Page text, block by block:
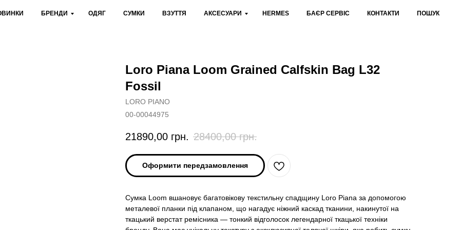
БРЕНДИ ОДЯГ СУМКИ ВЗУТТЯ АКСЕСУАРИ HERMES БАЄР СЕРВІС КОНТАКТИ ПОШУК
Loro Piana Loom Grained Calfskin Bag L32
Fossil
LORO PIANO
00-00044975
21890,00 грн. 28400,00 грн.
Оформити передзамовлення
Сумка Loom вшановує багатовікову текстильну спадщину Loro Piana за допомогою
металевої планки під клапаном, що нагадує ніжний каскад тканини, накинутої на
ткацький верстат ремісника — тонкий відголосок легендарної ткацької техніки